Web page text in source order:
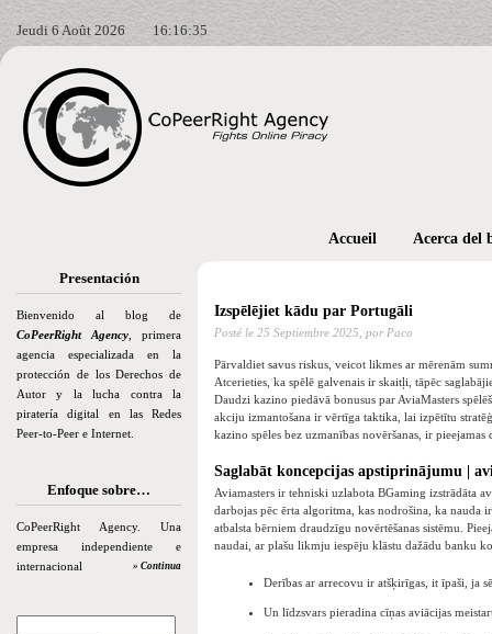
Jeudi 6 Août 2026 16:16:37
Presentación
Bienvenido al blog de
CoPeerRight Agency , primera
agencia especializada en la
protección de los Derechos de
Autor y la lucha contra la
piratería digital en las Redes
Peer-to-Peer e Internet.
Enfoque sobre…
CoPeerRight Agency. Una
empresa independiente e
internacional
» Continua
Accueil Acerca del
Izspēlējiet kādu par Portugāli
Posté le 25 Septiembre 2025, por Paco
Pārvaldiet savus riskus, veicot likmes ar mērenām
Atcerieties, ka spēlē galvenais ir skaitļi, tāpēc
Daudzi kazino piedāvā bonusus par AviaMasters
akciju izmantošana ir vērtīga taktika, lai izpētītu
kazino spēles bez uzmanības novēršanas, ir pieejamas
Saglabāt koncepcijas apstiprinājumu |
Aviamasters ir tehniski uzlabota BGaming izstrādāta
darbojas pēc ērta algoritma, kas nodrošina, ka
atbalsta bērniem draudzīgu novērtēšanas sistēmu.
naudai, ar plašu likmju iespēju klāstu dažādu banku
Derības ar arrecovu ir atšķirīgas, it īpaši, ja
Un līdzsvars pieradina cīņas aviācijas